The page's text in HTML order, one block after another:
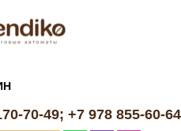
70-49; +7 978 855-60-64